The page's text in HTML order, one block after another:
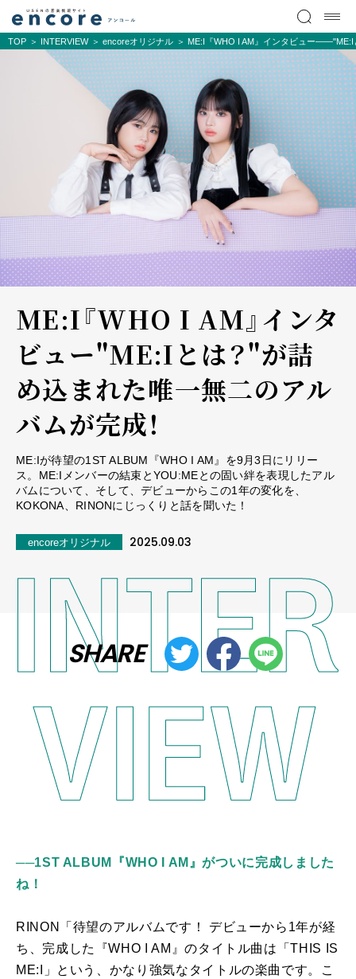
TOP INTERVIEW encoreオリジナル ME:I『WHO I AM』インタビュー――"ME:I
ME:I『WHO I AM』インタ
ビュー――"ME:Iとは？"が詰
め込まれた唯一無二のアル
バムが完成！
ME:Iが待望の1ST ALBUM『WHO I AM』を9月3日にリリー
ス。ME:Iメンバーの結束とYOU:MEとの固い絆を表現したアル
バムについて、そして、デビューからこの1年の変化を、
KOKONA、RINONにじっくりと話を聞いた！
encoreオリジナル 2025.09.03
SHARE
──1ST ALBUM『WHO I AM』がついに完成しました
ね！
RINON「待望のアルバムです！ デビューから1年が経
ち、完成した『WHO I AM 』のタイトル曲は「THIS IS
ME:I
」という、かなり強気なタイトルの楽曲です。こ